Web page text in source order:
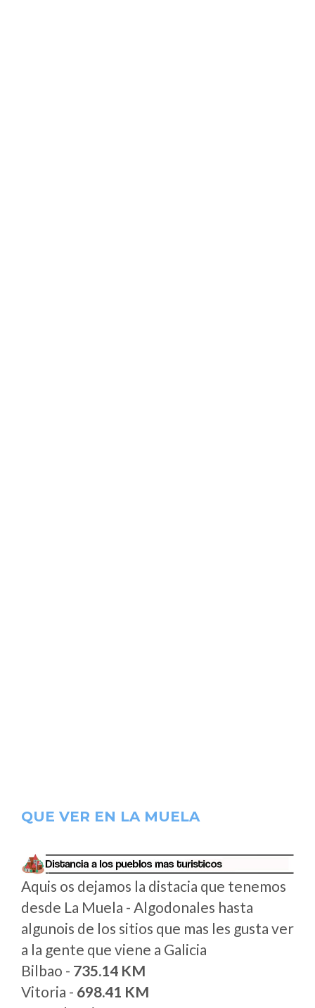
QUE VER EN LA MUELA
Aquis os dejamos la distacia que tenemos
desde La Muela - Algodonales hasta
algunois de los sitios que mas les gusta ver
a la gente que viene a Galicia
Bilbao - 735.14 KM
Vitoria - 698.41 KM